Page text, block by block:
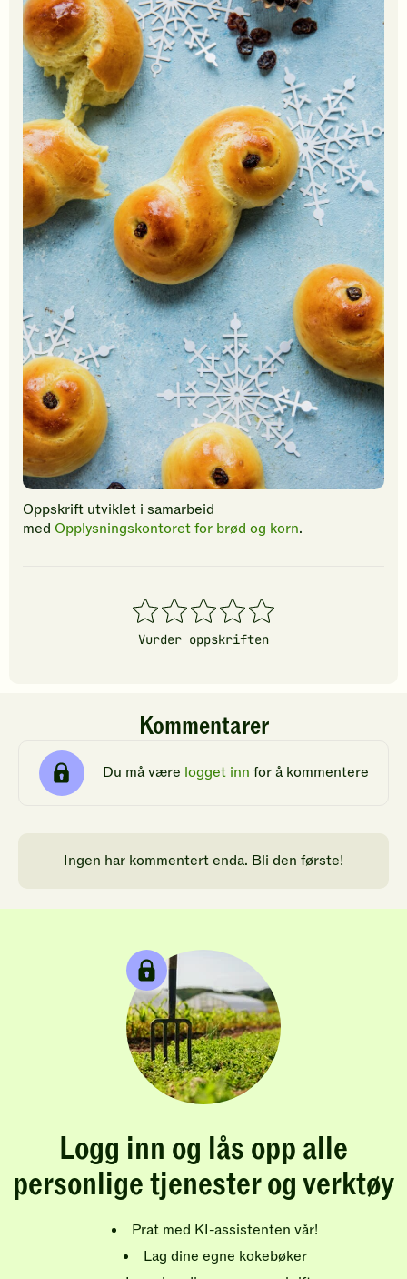
Oppskrift utviklet i samarbeid
med Opplysningskontoret for brød og korn.
1
stjerner
2
stjerner
3
stjerner
4
stjerner
5
stjerner
Vurder oppskriften
Kommentarer
Du må være logget inn for å kommentere
Ingen har kommentert enda. Bli den første!
Logg inn og lås opp alle
personlige tjenester og verktøy
Prat med KI-assistenten vår!
Lag dine egne kokebøker